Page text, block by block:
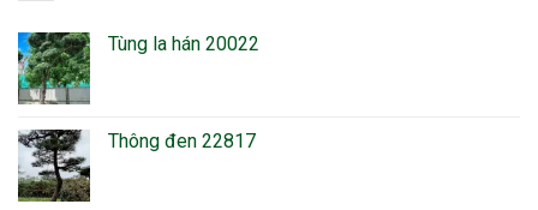
Tùng la hán 20022
Thông đen 22817